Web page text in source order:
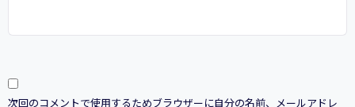
次回のコメントで使用するためブラウザーに自分の名前、メールアドレ